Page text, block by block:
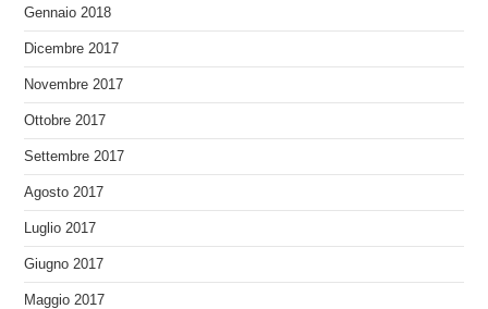
Gennaio 2018
Dicembre 2017
Novembre 2017
Ottobre 2017
Settembre 2017
Agosto 2017
Luglio 2017
Giugno 2017
Maggio 2017